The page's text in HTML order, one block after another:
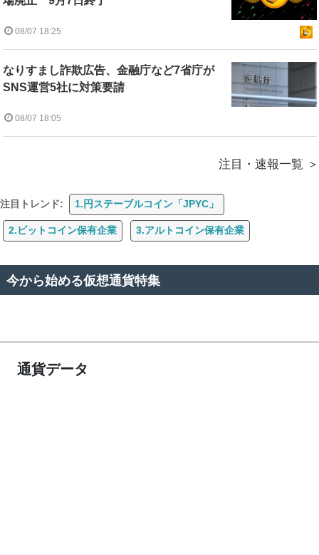
08/07 18:25
なりすまし詐欺広告、金融庁など7省庁が
SNS運営5社に対策要請
08/07 18:05
注目・速報一覧
注目トレンド: 1.円ステーブルコイン「JPYC」
2.ビットコイン保有企業 3.アルトコイン保有企業
今から始める仮想通貨特集
通貨データ